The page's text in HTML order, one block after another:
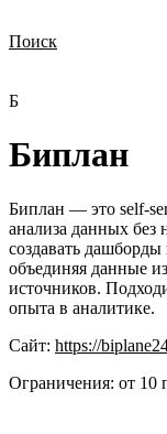
Поиск
Б
Биплан
Биплан — это self-
анализа данных без
создавать
объединяя данные
источников.
опыта в аналитике.
Сайт: https://
Ограничения: от 10